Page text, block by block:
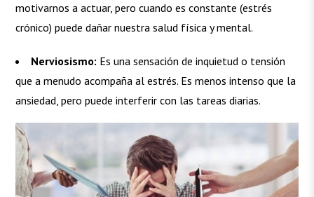
motivarnos a actuar, pero cuando es constante (estrés
crónico) puede dañar nuestra salud física y mental.
Nerviosismo: Es una sensación de inquietud o tensión
que a menudo acompaña al estrés. Es menos intenso que la
ansiedad, pero puede interferir con las tareas diarias.